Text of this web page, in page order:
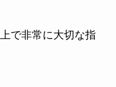
で非常に大切な指